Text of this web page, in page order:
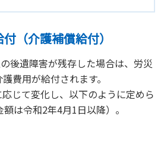
（介護補償給付）
後遺障害が残存した場合は、労災
費用が給付されます。
じて変化し、以下のように定めら
は令和2年4月1日以降）。